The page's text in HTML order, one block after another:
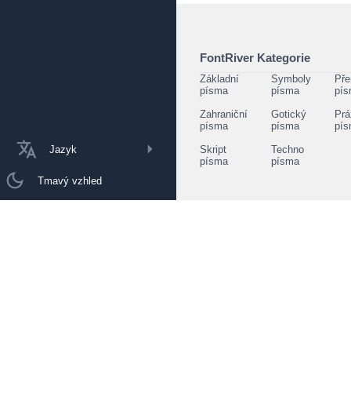
Jazyk
Tmavý vzhled
FontRiver Kategorie
Základní
písma
Symboly
písma
Zahraniční
písma
Gotický
písma
Skript
písma
Techno
písma